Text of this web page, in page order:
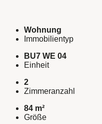
Wohnung
Immobilientyp
BU7 WE 04
Einheit
2
Zimmeranzahl
84 m²
Größe